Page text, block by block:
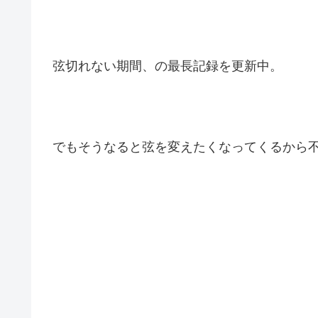
弦切れない期間、の最長記録を更新中。
でもそうなると弦を変えたくなってくるから